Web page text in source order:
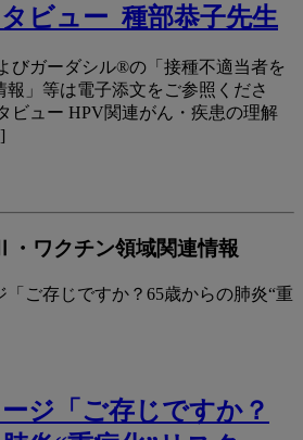
ビュー_種部恭子先生
びガーダシル®の「接種不適当者を
報」等は電子添文をご参照くださ
ビュー HPV関連がん・疾患の理解
ワクチン領域関連情報
ジ「ご存じですか？